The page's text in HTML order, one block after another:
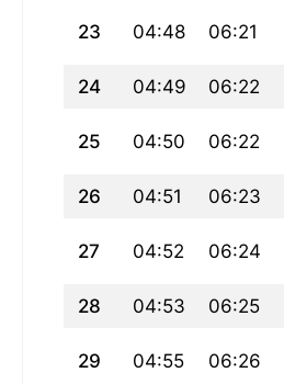
23 04:48 06:21
24 04:49 06:22
25 04:50 06:22
26 04:51 06:23
27 04:52 06:24
28 04:53 06:25
29 04:55 06:26